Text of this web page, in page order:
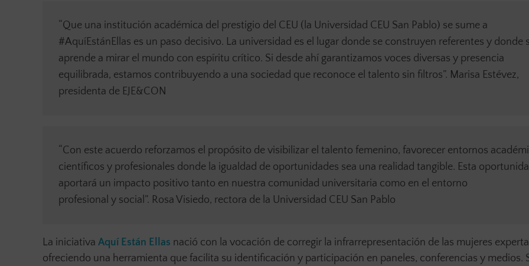
“Que una institución académica del prestigio del CEU (la Universidad CEU San Pablo) se sume a
#AquíEstánEllas es un paso decisivo. La universidad es el lugar donde se construyen referentes y donde
aprende a mirar el mundo con espíritu crítico. Si desde ahí garantizamos voces diversas y presencia
equilibrada, estamos contribuyendo a una sociedad que reconoce el talento sin filtros”. Marisa Estévez,
presidenta de EJE&CON
“Con este acuerdo reforzamos el propósito de visibilizar el talento femenino, favorecer entornos
científicos y profesionales donde la igualdad de oportunidades sea una realidad tangible. Esta
aportará un impacto positivo tanto en nuestra comunidad universitaria como en el entorno
profesional y social”. Rosa Visiedo, rectora de la Universidad CEU San Pablo
La iniciativa Aquí Están Ellas nació con la vocación de corregir la infrarrepresentación de las mujeres
ofreciendo una herramienta que facilita su identificación y participación en paneles, conferencias y medios.